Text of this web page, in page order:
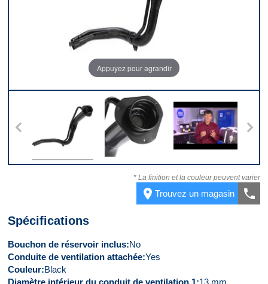
Appuyez pour agrandir
Dessus Vidéo 1
* La finition et la couleur peuvent varier
place Trouvez un magasin call
Spécifications
Bouchon de réservoir inclus No
Conduite de ventilation attachée Yes
Couleur Black
Diamètre intérieur du conduit de ventilation 1 13 mm